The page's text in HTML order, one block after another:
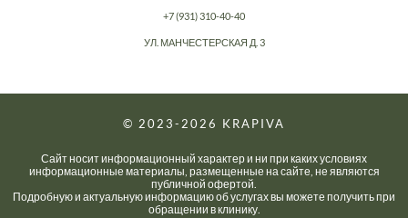
+7 (931) 310-40-40
УЛ. МАНЧЕСТЕРСКАЯ Д. 3
© 2023-2026 KRAPIVA
Сайт носит информационный характер и ни при каких условиях
информационные материалы, размещенные на сайте, не являются
публичной офертой.
Подробную и актуальную информацию об услугах вы можете получить при
обращении в клинику.